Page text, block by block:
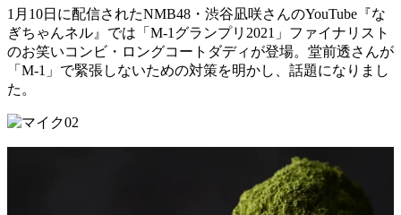
1月10日に配信されたNMB48・渋谷凪咲さんのYouTube『な
ぎちゃんネル』では「M-1グランプリ2021」ファイナリスト
のお笑いコンビ・ロングコートダディが登場。堂前透さんが
「M-1」で緊張しないための対策を明かし、話題になりまし
た。